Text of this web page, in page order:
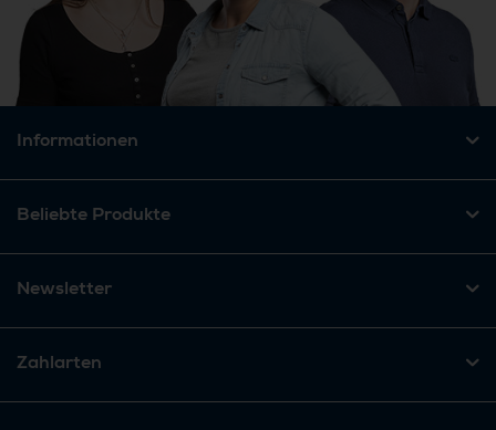
Informationen
Beliebte Produkte
Newsletter
Zahlarten